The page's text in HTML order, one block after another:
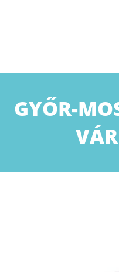
MEGYE:
GYŐR-